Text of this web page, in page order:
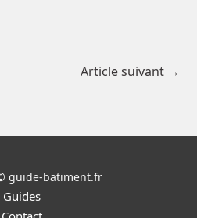
Article suivant →
guide-batiment.fr
Guides